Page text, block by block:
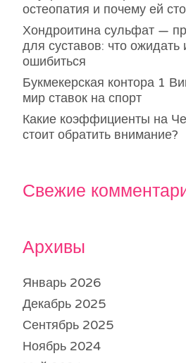
остеопатия и почему ей
Хондроитина сульфат —
для суставов: что ожидать
ошибиться
Букмекерская контора 1
мир ставок на спорт
Какие коэффициенты на
стоит обратить внимание?
Свежие
Архивы
Январь 2026
Декабрь 2025
Сентябрь 2025
Ноябрь 2024